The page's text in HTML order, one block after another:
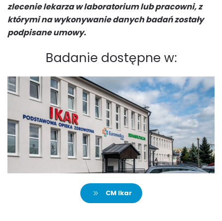
zlecenie lekarza w laboratorium lub pracowni, z
którymi na wykonywanie danych badań zostały
podpisane umowy.
Badanie dostępne w:
CM Ikar